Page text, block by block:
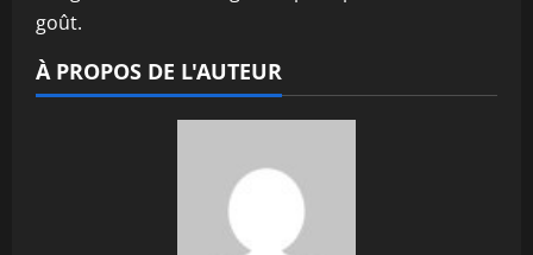
goût.
À PROPOS DE L'AUTEUR